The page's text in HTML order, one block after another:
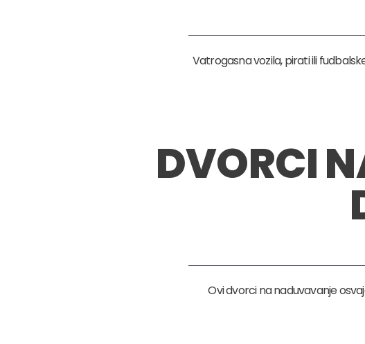
Vatrogasna vozila, pirati ili
DVORCI
Ovi dvorci na naduvavanje